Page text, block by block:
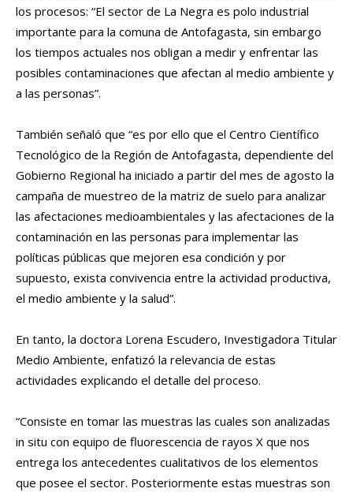
los procesos: “El sector de La Negra es polo industrial
importante para la comuna de Antofagasta, sin embargo
los tiempos actuales nos obligan a medir y enfrentar las
posibles contaminaciones que afectan al medio ambiente y
a las personas”.
También señaló que “es por ello que el Centro Científico
Tecnológico de la Región de Antofagasta, dependiente del
Gobierno Regional ha iniciado a partir del mes de agosto la
campaña de muestreo de la matriz de suelo para analizar
las afectaciones medioambientales y las afectaciones de la
contaminación en las personas para implementar las
políticas públicas que mejoren esa condición y por
supuesto, exista convivencia entre la actividad productiva,
el medio ambiente y la salud”.
En tanto, la doctora Lorena Escudero, Investigadora Titular
Medio Ambiente, enfatizó la relevancia de estas
actividades explicando el detalle del proceso.
“Consiste en tomar las muestras las cuales son analizadas
in situ con equipo de fluorescencia de rayos X que nos
entrega los antecedentes cualitativos de los elementos
que posee el sector. Posteriormente estas muestras son